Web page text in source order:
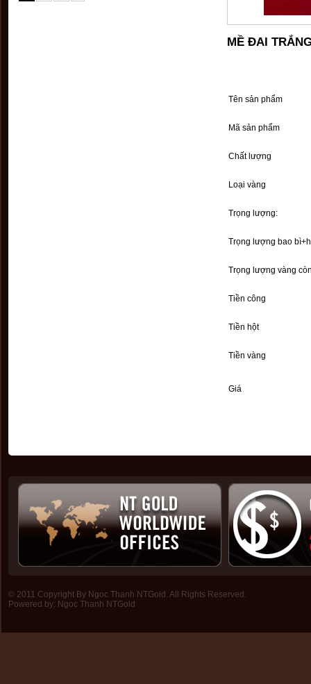
MỀ ĐAI
Tên sản phẩm
Mã sản phẩm
Chất lượng
Loại vàng
Trọng lượng:
Trọng lượng bao
Trọng lượng vàng
Tiền công
Tiền hột
Tiền vàng
Giá
© 2011 Copyright By Ngoc Thanh NTGold. All Rights Reserved.
Powered by: Ngoc Thanh NTGold